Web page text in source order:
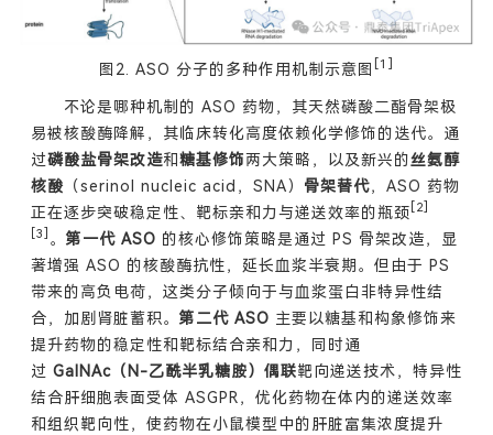
图2. ASO 分子的多种作用机制示意图 [1]
不论是哪种机制的 ASO 药物，其天然磷酸二酯骨架极
易被核酸酶降解，其临床转化高度依赖化学修饰的迭代。通
过磷酸盐骨架改造和糖基修饰两大策略，以及新兴的丝氨醇
核酸（serinol nucleic acid，SNA） 骨架替代，ASO 药物
正在逐步突破稳定性、靶标亲和力与递送效率的瓶颈 [2]
[3] 。 第一代 ASO 的核心修饰策略是通过 PS 骨架改造，显
著增强 ASO 的核酸酶抗性，延长血浆半衰期。但由于 PS
带来的高负电荷，这类分子倾向于与血浆蛋白非特异性结
合，加剧肾脏蓄积。 第二代 ASO 主要以糖基和构象修饰来
提升药物的稳定性和靶标结合亲和力，同时通
过 GalNAc（N-乙酰半乳糖胺）偶联靶向递送技术，特异性
结合肝细胞表面受体 ASGPR，优化药物在体内的递送效率
和组织靶向性，使药物在小鼠模型中的肝脏富集浓度提升